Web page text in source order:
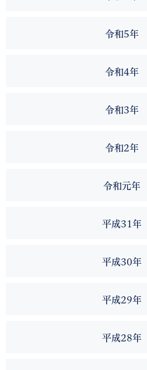
令和5年
令和4年
令和3年
令和2年
令和元年
平成31年
平成30年
平成29年
平成28年